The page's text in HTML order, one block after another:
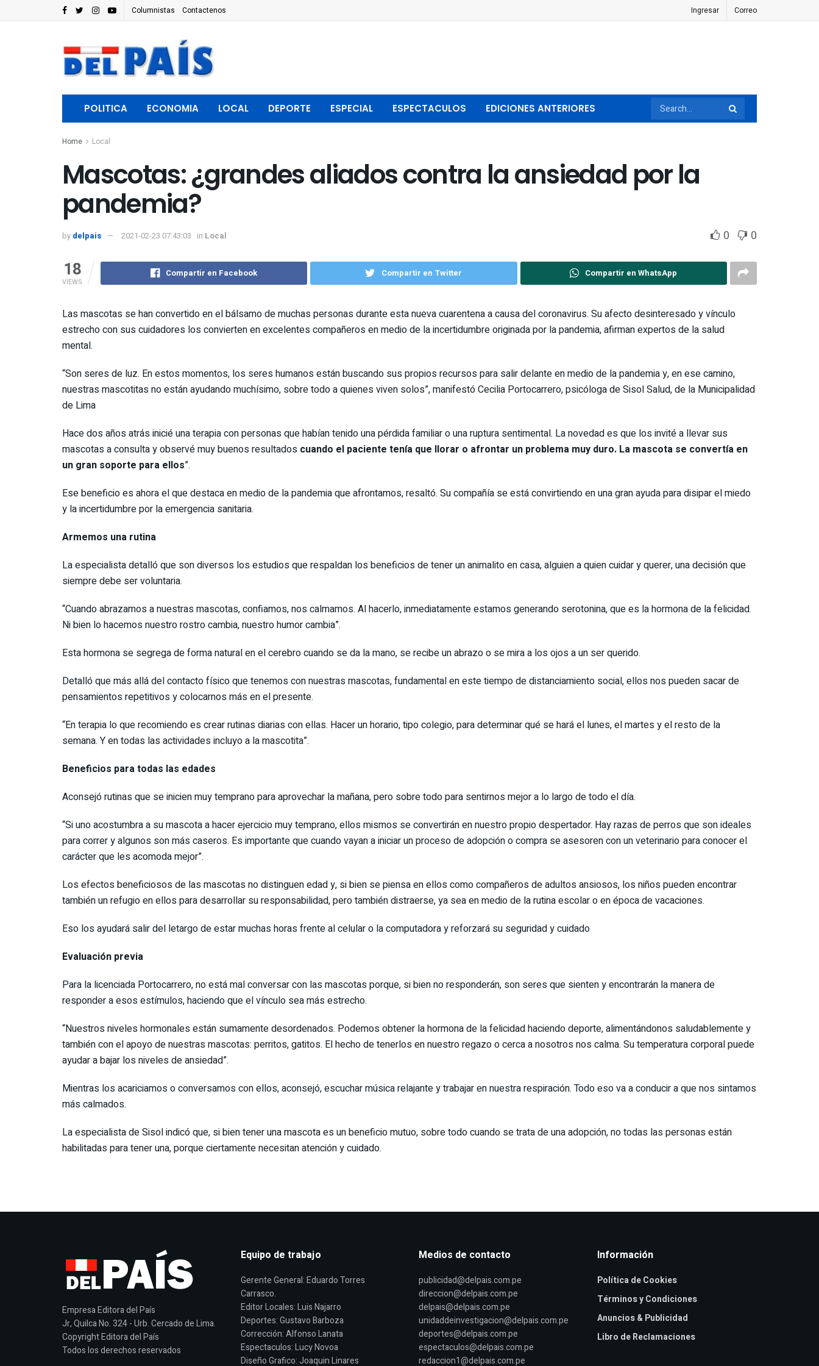
Columnistas Contactenos Ingresar Correo
POLITICA ECONOMIA LOCAL DEPORTE ESPECIAL ESPECTACULOS EDICIONES ANTERIORES
Home Local
Mascotas: ¿grandes aliados contra la ansiedad por la
pandemia?
by delpais 2021-02-23 07:43:03 in Local 0 0
18
VIEWS
Compartir en Facebook Compartir en Twitter Compartir en WhatsApp
Las mascotas se han convertido en el bálsamo de muchas personas durante esta nueva cuarentena a causa del coronavirus. Su afecto desinteresado y vínculo
estrecho con sus cuidadores los convierten en excelentes compañeros en medio de la incertidumbre originada por la pandemia, afirman expertos de la salud
mental.
“Son seres de luz. En estos momentos, los seres humanos están buscando sus propios recursos para salir delante en medio de la pandemia y, en ese camino,
nuestras mascotitas no están ayudando muchísimo, sobre todo a quienes viven solos”, manifestó Cecilia Portocarrero, psicóloga de Sisol Salud, de la Municipalidad
de Lima
Hace dos años atrás inicié una terapia con personas que habían tenido una pérdida familiar o una ruptura sentimental. La novedad es que los invité a llevar sus
mascotas a consulta y observé muy buenos resultados cuando el paciente tenía que llorar o afrontar un problema muy duro. La mascota se convertía en
un gran soporte para ellos”.
Ese beneficio es ahora el que destaca en medio de la pandemia que afrontamos, resaltó. Su compañía se está convirtiendo en una gran ayuda para disipar el miedo
y la incertidumbre por la emergencia sanitaria.
Armemos una rutina
La especialista detalló que son diversos los estudios que respaldan los beneficios de tener un animalito en casa, alguien a quien cuidar y querer, una decisión que
siempre debe ser voluntaria.
“Cuando abrazamos a nuestras mascotas, confiamos, nos calmamos. Al hacerlo, inmediatamente estamos generando serotonina, que es la hormona de la felicidad.
Ni bien lo hacemos nuestro rostro cambia, nuestro humor cambia”.
Esta hormona se segrega de forma natural en el cerebro cuando se da la mano, se recibe un abrazo o se mira a los ojos a un ser querido.
Detalló que más allá del contacto físico que tenemos con nuestras mascotas, fundamental en este tiempo de distanciamiento social, ellos nos pueden sacar de
pensamientos repetitivos y colocarnos más en el presente.
“En terapia lo que recomiendo es crear rutinas diarias con ellas. Hacer un horario, tipo colegio, para determinar qué se hará el lunes, el martes y el resto de la
semana. Y en todas las actividades incluyo a la mascotita”.
Beneficios para todas las edades
Aconsejó rutinas que se inicien muy temprano para aprovechar la mañana, pero sobre todo para sentirnos mejor a lo largo de todo el día.
“Si uno acostumbra a su mascota a hacer ejercicio muy temprano, ellos mismos se convertirán en nuestro propio despertador. Hay razas de perros que son ideales
para correr y algunos son más caseros. Es importante que cuando vayan a iniciar un proceso de adopción o compra se asesoren con un veterinario para conocer el
carácter que les acomoda mejor”.
Los efectos beneficiosos de las mascotas no distinguen edad y, si bien se piensa en ellos como compañeros de adultos ansiosos, los niños pueden encontrar
también un refugio en ellos para desarrollar su responsabilidad, pero también distraerse, ya sea en medio de la rutina escolar o en época de vacaciones.
Eso los ayudará salir del letargo de estar muchas horas frente al celular o la computadora y reforzará su seguridad y cuidado
Evaluación previa
Para la licenciada Portocarrero, no está mal conversar con las mascotas porque, si bien no responderán, son seres que sienten y encontrarán la manera de
responder a esos estímulos, haciendo que el vínculo sea más estrecho.
“Nuestros niveles hormonales están sumamente desordenados. Podemos obtener la hormona de la felicidad haciendo deporte, alimentándonos saludablemente y
también con el apoyo de nuestras mascotas: perritos, gatitos. El hecho de tenerlos en nuestro regazo o cerca a nosotros nos calma. Su temperatura corporal puede
ayudar a bajar los niveles de ansiedad”.
Mientras los acariciamos o conversamos con ellos, aconsejó, escuchar música relajante y trabajar en nuestra respiración. Todo eso va a conducir a que nos sintamos
más calmados.
La especialista de Sisol indicó que, si bien tener una mascota es un beneficio mutuo, sobre todo cuando se trata de una adopción, no todas las personas están
habilitadas para tener una, porque ciertamente necesitan atención y cuidado.
Empresa Editora del País
Jr, Quilca No. 324 - Urb. Cercado de Lima.
Copyright Editora del País
Todos los derechos reservados
Equipo de trabajo
Gerente General: Eduardo Torres
Carrasco.
Editor Locales: Luis Najarro
Deportes: Gustavo Barboza
Corrección: Alfonso Lanata
Espectaculos: Lucy Novoa
Diseño Grafico: Joaquin Linares
Medios de contacto
publicidad@delpais.com.pe
direccion@delpais.com.pe
delpais@delpais.com.pe
unidaddeinvestigacion@delpais.com.pe
deportes@delpais.com.pe
espectaculos@delpais.com.pe
redaccion1@delpais.com.pe
Información
Política de Cookies
Términos y Condiciones
Anuncios & Publicidad
Libro de Reclamaciones